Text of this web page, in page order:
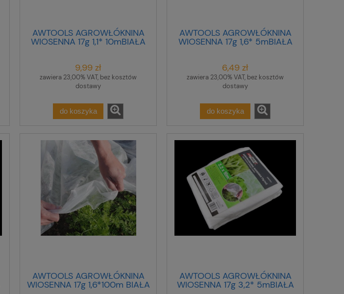
AWTOOLS AGROWŁÓKNINA
WIOSENNA 17g 1,1* 10mBIAŁA
9,99 zł
zawiera 23,00% VAT, bez kosztów
dostawy
do koszyka
AWTOOLS AGROWŁÓKNINA
WIOSENNA 17g 1,6* 5mBIAŁA
6,49 zł
zawiera 23,00% VAT, bez kosztów
dostawy
do koszyka
AWTOOLS AGROWŁÓKNINA
WIOSENNA 17g 1,6*100m BIAŁA
AWTOOLS AGROWŁÓKNINA
WIOSENNA 17g 3,2* 5mBIAŁA